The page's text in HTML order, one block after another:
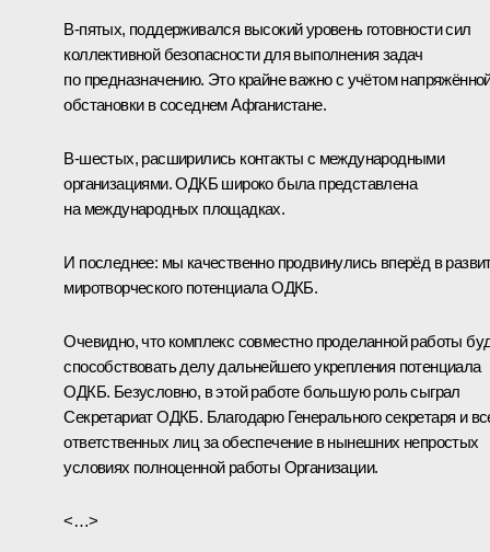
В-пятых, поддерживался высокий уровень готовности сил
коллективной безопасности для выполнения задач
по предназначению. Это крайне важно с учётом
обстановки в соседнем Афганистане.
В-шестых, расширились контакты с международными
организациями. ОДКБ широко была представлена
на международных площадках.
И последнее: мы качественно продвинулись вперёд в
миротворческого потенциала ОДКБ.
Очевидно, что комплекс совместно проделанной работы
способствовать делу дальнейшего укрепления потенциала
ОДКБ. Безусловно, в этой работе большую роль сыграл
Секретариат ОДКБ. Благодарю Генерального секретаря и
ответственных лиц за обеспечение в нынешних непростых
условиях полноценной работы Организации.
<…>